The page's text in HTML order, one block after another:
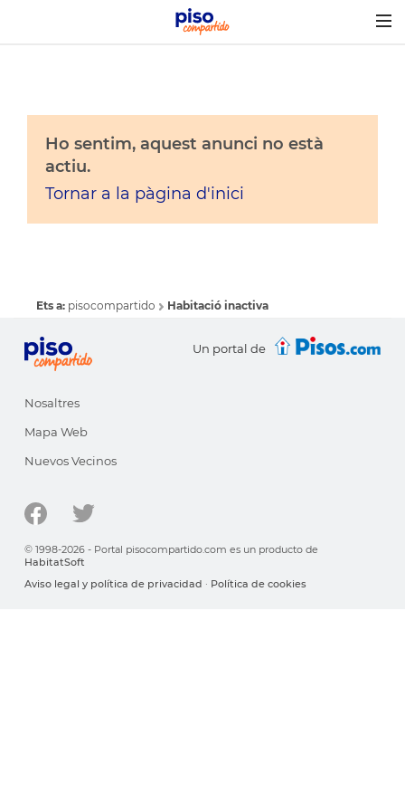
Ho sentim, aquest anunci no està
actiu.
Tornar a la pàgina d'inici
Ets a: pisocompartido Habitació inactiva
Un portal de
Nosaltres
Mapa Web
Nuevos Vecinos
© 1998-2026 - Portal pisocompartido.com es un producto de
HabitatSoft
Aviso legal y política de privacidad · Política de cookies